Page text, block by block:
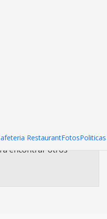
RestaurantFotos
- Blanco y
encontrar otros